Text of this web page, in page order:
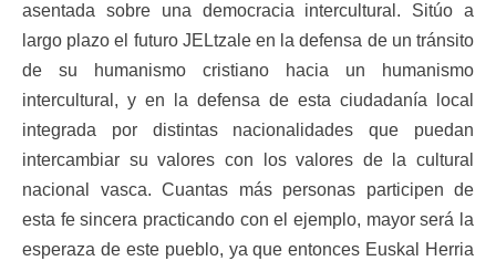
asentada sobre una democracia intercultural. Sitúo a
largo plazo el futuro JELtzale en la defensa de un tránsito
de su humanismo cristiano hacia un humanismo
intercultural, y en la defensa de esta ciudadanía local
integrada por distintas nacionalidades que puedan
intercambiar su valores con los valores de la cultural
nacional vasca. Cuantas más personas participen de
esta fe sincera practicando con el ejemplo, mayor será la
esperaza de este pueblo, ya que entonces Euskal Herria